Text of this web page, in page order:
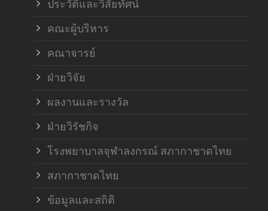
ประวัติและวิสัยทัศน์
คณะผู้บริหาร
คณาจารย์
ฝ่ายวิจัย
ผลงานและรางวัล
ฝ่ายวิรัชกิจ
โรงพยาบาลจุฬาลงกรณ์ สภากาชาดไทย
สภากาชาดไทย
ข้อมูลและสถิติ